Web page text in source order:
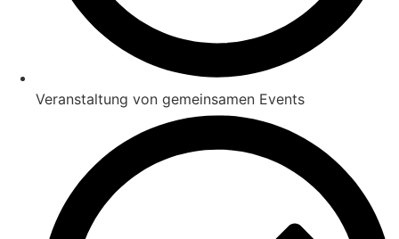
Veranstaltung von gemeinsamen Events